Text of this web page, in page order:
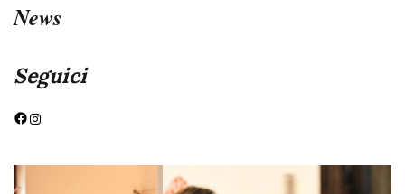
News
Seguici
Facebook